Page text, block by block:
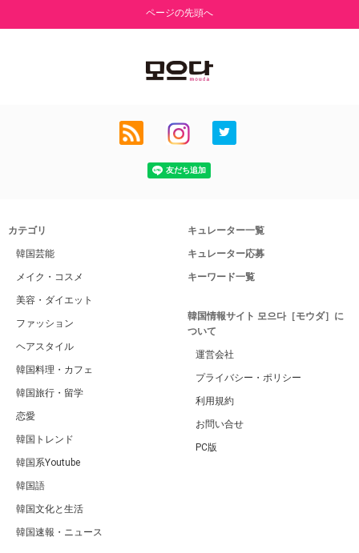
ページの先頭へ
カテゴリ
韓国芸能
メイク・コスメ
美容・ダイエット
ファッション
ヘアスタイル
韓国料理・カフェ
韓国旅行・留学
恋愛
韓国トレンド
韓国系Youtube
韓国語
韓国文化と生活
韓国速報・ニュース
キュレーター一覧
キュレーター応募
キーワード一覧
韓国情報サイト 모으다［モウダ］に
ついて
運営会社
プライバシー・ポリシー
利用規約
お問い合せ
PC版